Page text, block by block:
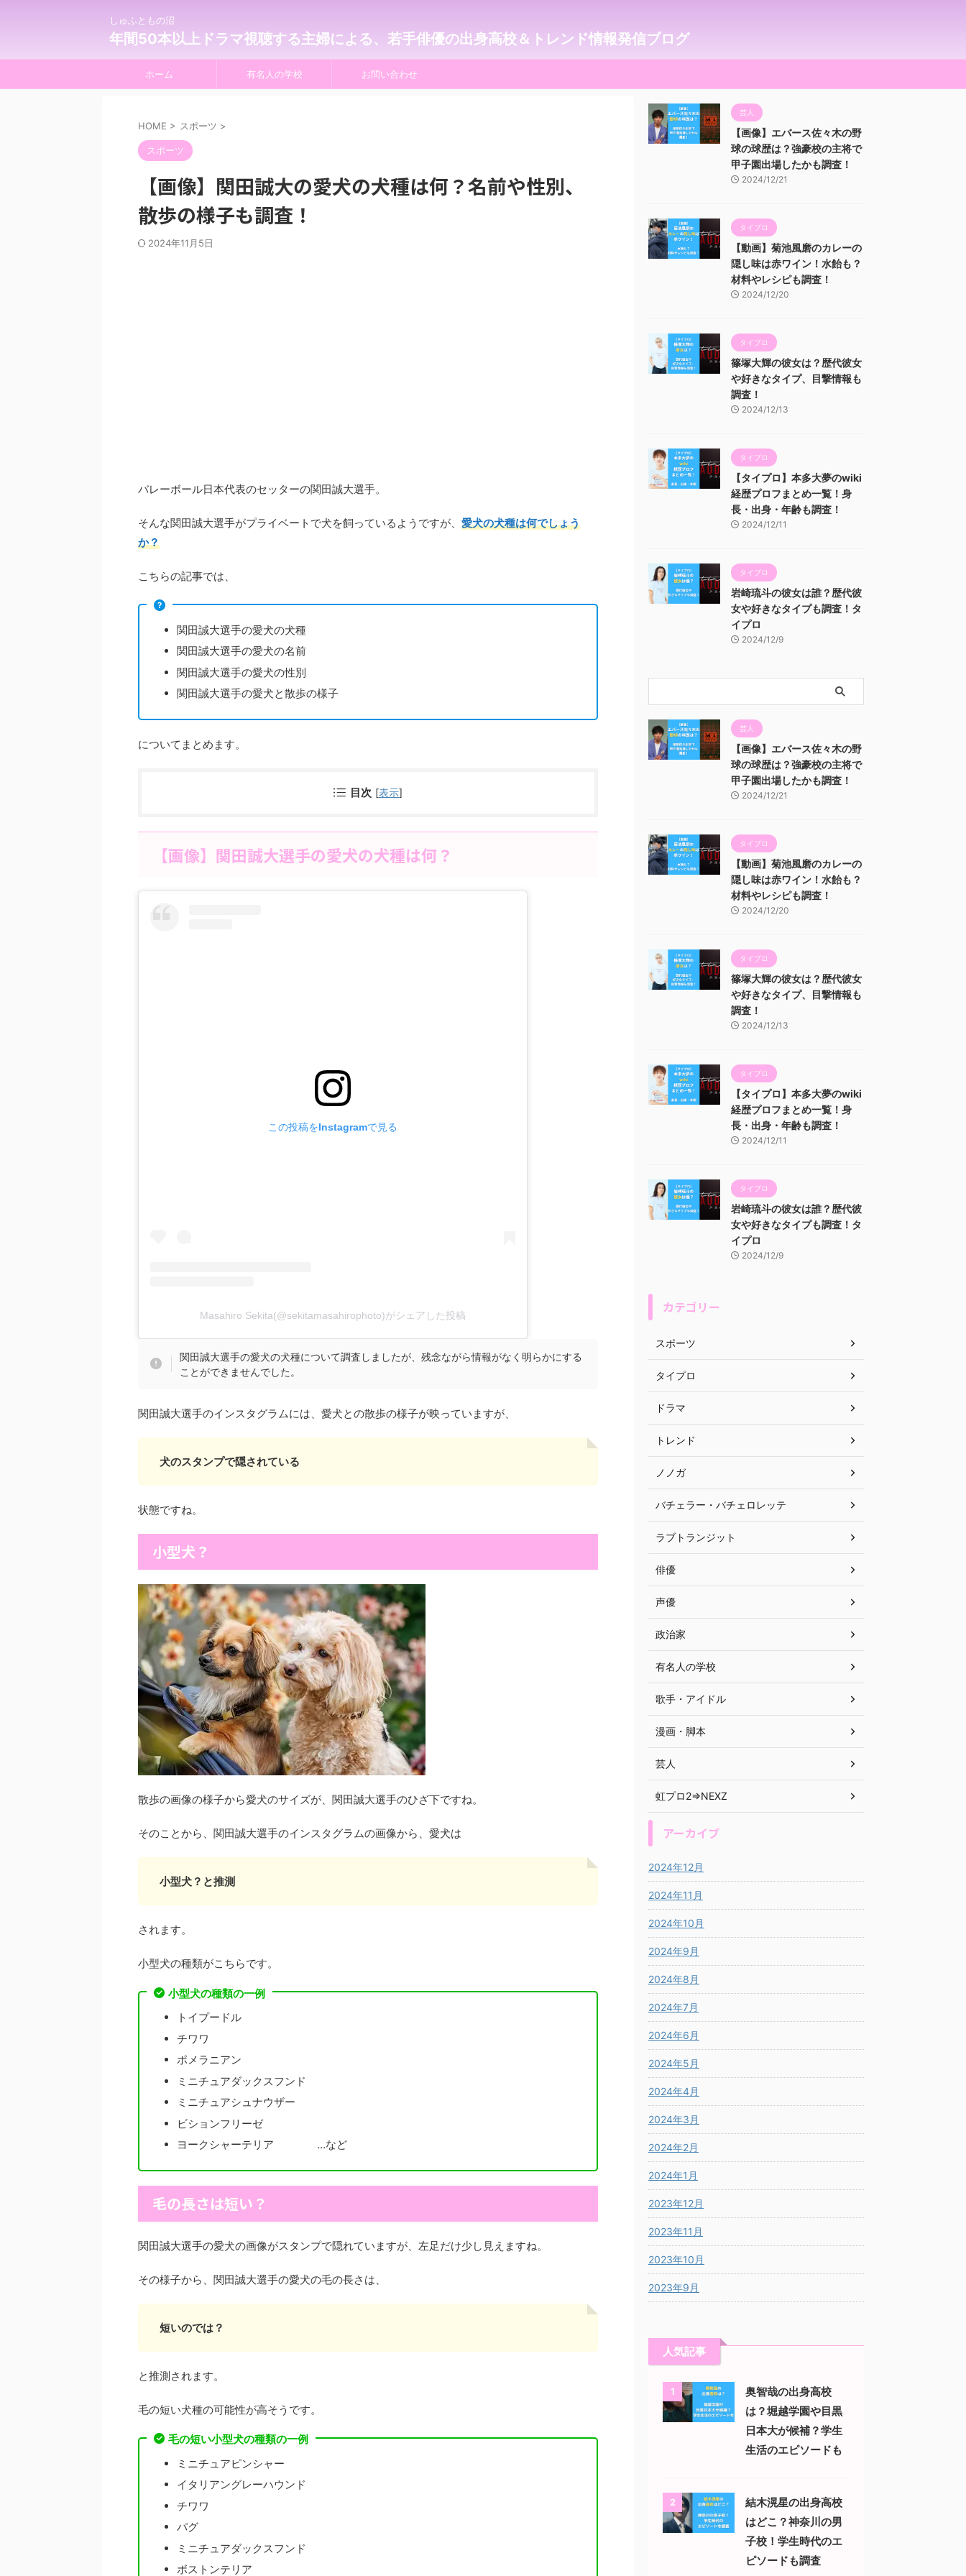
しゅふともの沼
年間50本以上ドラマ視聴する主婦による、若手俳優の出身高校＆トレンド情報発信ブログ
ホーム 有名人の学校 お問い合わせ
HOME > スポーツ >
スポーツ
【画像】関田誠大の愛犬の犬種は何？名前や性別、
散歩の様子も調査！
2024年11月5日
バレーボール日本代表のセッターの関田誠大選手。
そんな関田誠大選手がプライベートで犬を飼っているようですが、 愛犬の犬種は何でしょう
か？
こちらの記事では、
関田誠大選手の愛犬の犬種
関田誠大選手の愛犬の名前
関田誠大選手の愛犬の性別
関田誠大選手の愛犬と散歩の様子
についてまとめます。
目次 [表示]
【画像】関田誠大選手の愛犬の犬種は何？
この投稿をInstagramで見る
Masahiro Sekita(@sekitamasahirophoto)がシェアした投稿
関田誠大選手の愛犬の犬種について調査しましたが、残念ながら情報がなく明らかにする
ことができませんでした。
関田誠大選手のインスタグラムには、愛犬との散歩の様子が映っていますが、
犬のスタンプで隠されている
状態ですね。
小型犬？
散歩の画像の様子から愛犬のサイズが、関田誠大選手のひざ下ですね。
そのことから、関田誠大選手のインスタグラムの画像から、愛犬は
小型犬？と推測
されます。
小型犬の種類がこちらです。
小型犬の種類の一例
トイプードル
チワワ
ポメラニアン
ミニチュアダックスフンド
ミニチュアシュナウザー
ビションフリーゼ
ヨークシャーテリア …など
毛の長さは短い？
関田誠大選手の愛犬の画像がスタンプで隠れていますが、左足だけ少し見えますね。
その様子から、関田誠大選手の愛犬の毛の長さは、
短いのでは？
と推測されます。
毛の短い犬種の可能性が高そうです。
毛の短い小型犬の種類の一例
ミニチュアピンシャー
イタリアングレーハウンド
チワワ
パグ
ミニチュアダックスフンド
ボストンテリア
芸人
【画像】エバース佐々木の野
球の球歴は？強豪校の主将で
甲子園出場したかも調査！
2024/12/21
タイプロ
【動画】菊池風磨のカレーの
隠し味は赤ワイン！水飴も？
材料やレシピも調査！
2024/12/20
タイプロ
篠塚大輝の彼女は？歴代彼女
や好きなタイプ、目撃情報も
調査！
2024/12/13
タイプロ
【タイプロ】本多大夢のwiki
経歴プロフまとめ一覧！身
長・出身・年齢も調査！
2024/12/11
タイプロ
岩崎琉斗の彼女は誰？歴代彼
女や好きなタイプも調査！タ
イプロ
2024/12/9
芸人
【画像】エバース佐々木の野
球の球歴は？強豪校の主将で
甲子園出場したかも調査！
2024/12/21
タイプロ
【動画】菊池風磨のカレーの
隠し味は赤ワイン！水飴も？
材料やレシピも調査！
2024/12/20
タイプロ
篠塚大輝の彼女は？歴代彼女
や好きなタイプ、目撃情報も
調査！
2024/12/13
タイプロ
【タイプロ】本多大夢のwiki
経歴プロフまとめ一覧！身
長・出身・年齢も調査！
2024/12/11
タイプロ
岩崎琉斗の彼女は誰？歴代彼
女や好きなタイプも調査！タ
イプロ
2024/12/9
カテゴリー
スポーツ
タイプロ
ドラマ
トレンド
ノノガ
バチェラー・バチェロレッテ
ラブトランジット
俳優
声優
政治家
有名人の学校
歌手・アイドル
漫画・脚本
芸人
虹プロ2⇒NEXZ
アーカイブ
2024年12月
2024年11月
2024年10月
2024年9月
2024年8月
2024年7月
2024年6月
2024年5月
2024年4月
2024年3月
2024年2月
2024年1月
2023年12月
2023年11月
2023年10月
2023年9月
人気記事
1
奥智哉の出身高校
は？堀越学園や目黒
日本大が候補？学生
生活のエピソードも
2
結木滉星の出身高校
はどこ？神奈川の男
子校！学生時代のエ
ピソードも調査